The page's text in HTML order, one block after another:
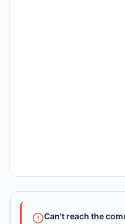
Can't reach the